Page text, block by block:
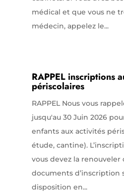
médical et que vous ne
médecin, appelez le...
RAPPEL inscriptions
périscolaires
RAPPEL Nous vous
jusqu'au 30 Juin 2026
enfants aux activités
étude, cantine).
vous devez la renouveler
documents d’inscription
disposition en...